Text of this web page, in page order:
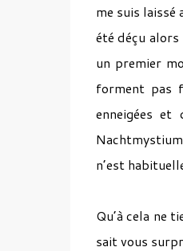
me suis laissé
été déçu
un premier
forment pas
enneigées
n’est
Qu’à cela ne
sait vous